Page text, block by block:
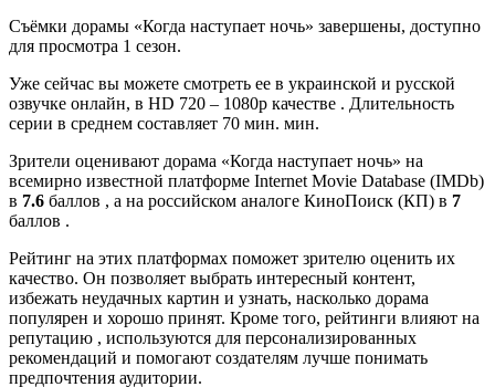
Съёмки дорамы «Когда наступает ночь» завершены, доступно
для просмотра 1 сезон.
Уже сейчас вы можете смотреть ее в украинской и русской
озвучке онлайн, в HD 720 – 1080p качестве . Длительность
серии в среднем составляет 70 мин. мин.
Зрители оценивают дорама «Когда наступает ночь» на
всемирно известной платформе Internet Movie Database (IMDb)
в 7.6 баллов , а на российском аналоге КиноПоиск (КП) в 7
баллов .
Рейтинг на этих платформах поможет зрителю оценить их
качество. Он позволяет выбрать интересный контент,
избежать неудачных картин и узнать, насколько дорама
популярен и хорошо принят. Кроме того, рейтинги влияют на
репутацию , используются для персонализированных
рекомендаций и помогают создателям лучше понимать
предпочтения аудитории.